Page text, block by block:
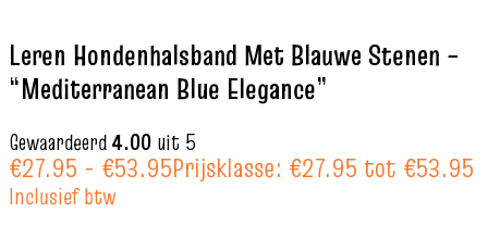
Leren Hondenhalsband Met Blauwe Stenen –
“Mediterranean Blue Elegance”
Gewaardeerd4.00 uit 5
€27.95 - €53.95Prijsklasse: €27.95 tot €53.95
Inclusief btw